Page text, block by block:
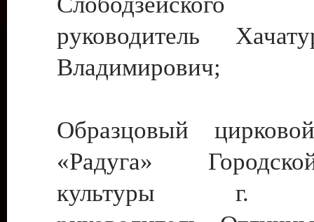
руководитель
Владимирович;
Образцовый
«Радуга»
культуры г.